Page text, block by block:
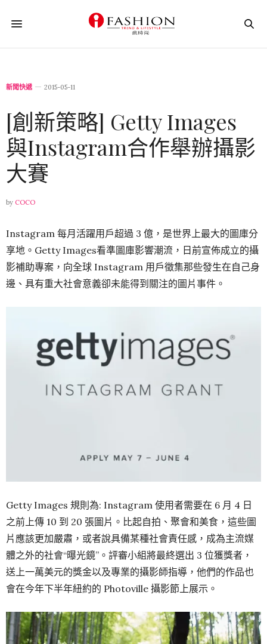
新聞快遞 2015-05-11
[創新策略] Getty Images
與Instagram合作舉辦攝影
大賽
by COCO
Instagram 每月活躍用戶超過 3 億，是世界上最大的圖庫分
享地。Getty Images看準圖庫影響潮流，日前宣佈成立的攝
影補助專案，向全球 Instagram 用戶徵集那些發生在自己身
邊、具有重大社會意義卻未能得到關注的圖片事件。
Getty Images 規則為: Instagram 使用者需要在 6 月 4 日
之前上傳 10 到 20 張圖片。比起自拍、聚會和美食，這些圖
片應該更加嚴肅，或者說具備某種社會責任感，成為主流媒
體之外的社會“曝光鏡”。評審小組將最終選出 3 位獲獎者，
送上一萬美元的獎金以及專業的攝影師指導，他們的作品也
會在今年下半年紐約的 Photoville 攝影節上展示。